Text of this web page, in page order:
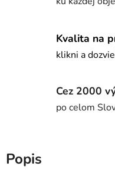
Kvalita na
klikni a
Cez 2000
po celom
Popis